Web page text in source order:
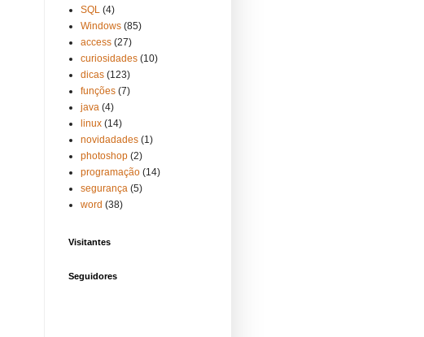
SQL (4)
Windows (85)
access (27)
curiosidades (10)
dicas (123)
funções (7)
java (4)
linux (14)
novidadades (1)
photoshop (2)
programação (14)
segurança (5)
word (38)
Visitantes
Seguidores